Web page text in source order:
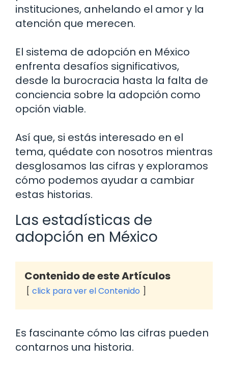
instituciones, anhelando el amor y la
atención que merecen.
El sistema de adopción en México
enfrenta desafíos significativos,
desde la burocracia hasta la falta de
conciencia sobre la adopción como
opción viable.
Así que, si estás interesado en el
tema, quédate con nosotros mientras
desglosamos las cifras y exploramos
cómo podemos ayudar a cambiar
estas historias.
Las estadísticas de
adopción en México
Contenido de este Artículos
click para ver el Contenido
Es fascinante cómo las cifras pueden
contarnos una historia.